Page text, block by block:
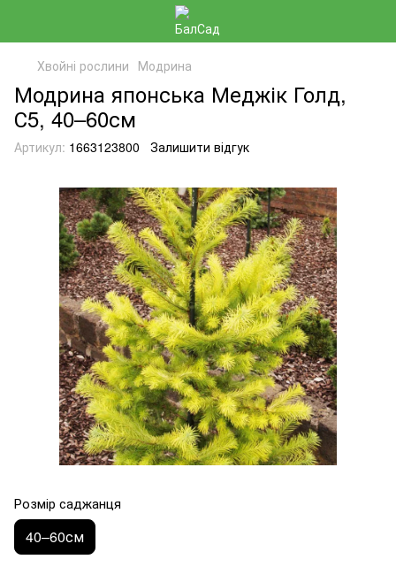
Хвойні рослини Модрина
Модрина японська Меджік Голд,
С5, 40–60см
Артикул: 1663123800 Залишити відгук
Розмір саджанця
40–60см